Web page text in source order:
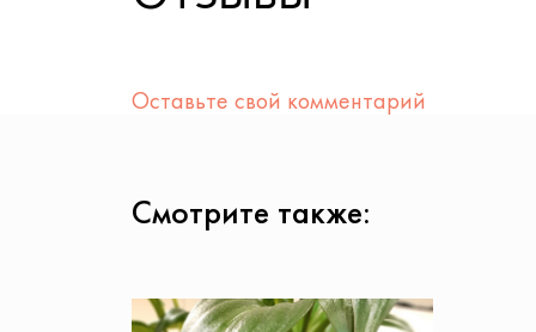
Оставьте свой комментарий
Смотрите также: